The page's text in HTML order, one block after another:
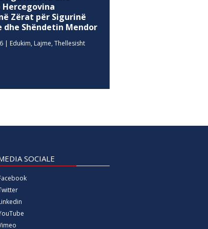
|Edukim,Lajme,
SOCIALE
Vimeo